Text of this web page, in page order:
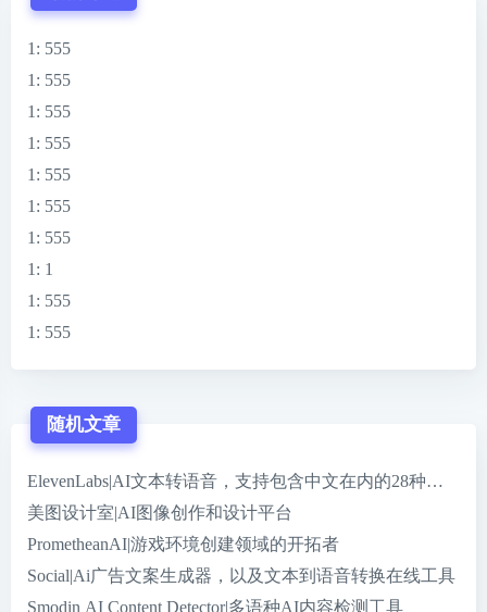
1 : 555
1 : 555
1 : 555
1 : 555
1 : 555
1 : 555
1 : 555
1 : 1
1 : 555
1 : 555
随机文章
ElevenLabs|AI文本转语音，支持包含中文在内的28种语言
美图设计室|AI图像创作和设计平台
PrometheanAI|游戏环境创建领域的开拓者
Social|Ai广告文案生成器，以及文本到语音转换在线工具
Smodin AI Content Detector|多语种AI内容检测工具